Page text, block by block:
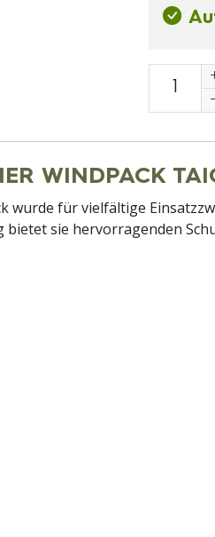
WINDPACK
wurde für vielfältige
sie hervorragenden